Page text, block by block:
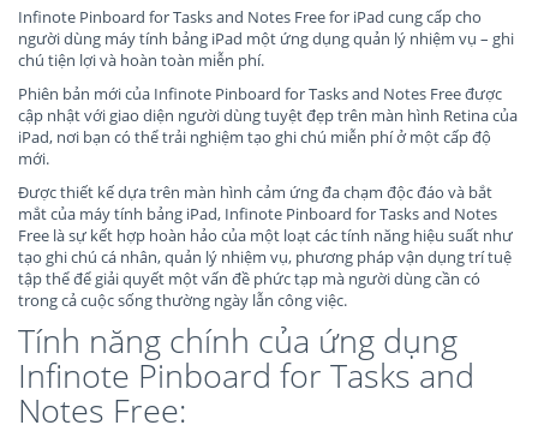
Infinote Pinboard for Tasks and Notes Free for iPad cung cấp cho
người dùng máy tính bảng iPad một ứng dụng quản lý nhiệm vụ – ghi
chú tiện lợi và hoàn toàn miễn phí.
Phiên bản mới của Infinote Pinboard for Tasks and Notes Free được
cập nhật với giao diện người dùng tuyệt đẹp trên màn hình Retina của
iPad, nơi bạn có thể trải nghiệm tạo ghi chú miễn phí ở một cấp độ
mới.
Được thiết kế dựa trên màn hình cảm ứng đa chạm độc đáo và bắt
mắt của máy tính bảng iPad, Infinote Pinboard for Tasks and Notes
Free là sự kết hợp hoàn hảo của một loạt các tính năng hiệu suất như
tạo ghi chú cá nhân, quản lý nhiệm vụ, phương pháp vận dụng trí tuệ
tập thể để giải quyết một vấn đề phức tạp mà người dùng cần có
trong cả cuộc sống thường ngày lẫn công việc.
Tính năng chính của ứng dụng
Infinote Pinboard for Tasks and
Notes Free: